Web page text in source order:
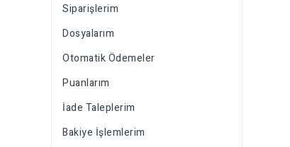
Siparişlerim
Dosyalarım
Otomatik Ödemeler
Puanlarım
İade Taleplerim
Bakiye İşlemlerim